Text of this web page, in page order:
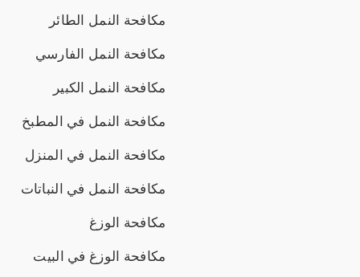
مكافحة النمل الطائر
مكافحة النمل الفارسي
مكافحة النمل الكبير
مكافحة النمل في المطبخ
مكافحة النمل في المنزل
مكافحة النمل في النباتات
مكافحة الوزغ
مكافحة الوزغ في البيت